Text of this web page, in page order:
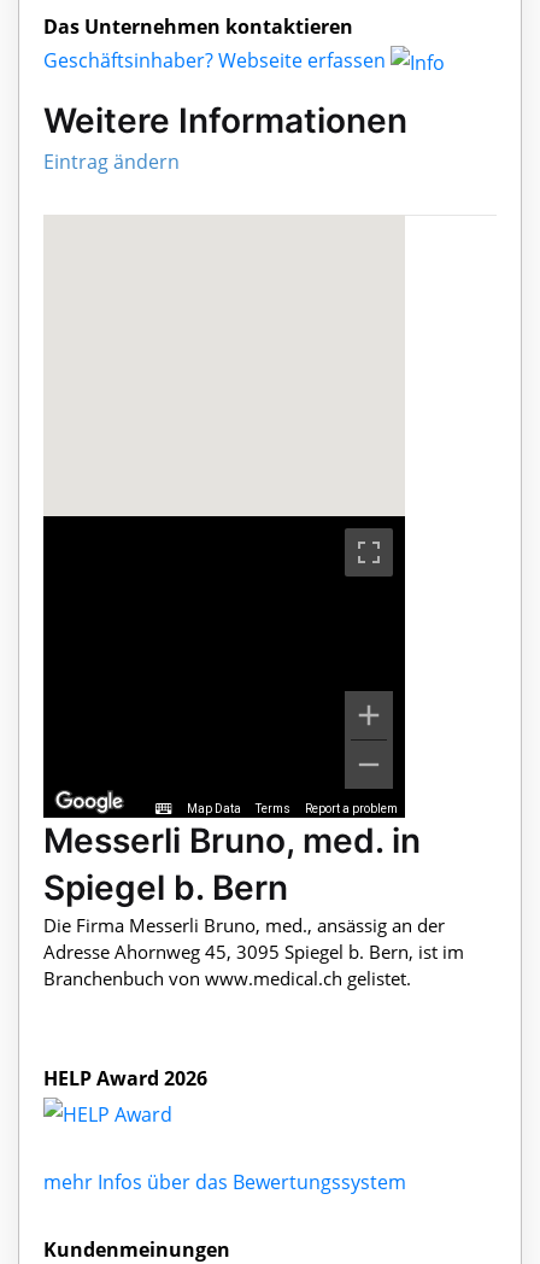
Das Unternehmen kontaktieren
Geschäftsinhaber? Webseite erfassen
Weitere Informationen
Eintrag ändern
Map Data Terms Report a problem
Messerli Bruno, med. in
Spiegel b. Bern
Die Firma Messerli Bruno, med., ansässig an der
Adresse Ahornweg 45, 3095 Spiegel b. Bern, ist im
Branchenbuch von www.medical.ch gelistet.
HELP Award 2026
mehr Infos über das Bewertungssystem
Kundenmeinungen